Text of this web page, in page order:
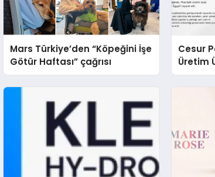
Mars Türkiye’den “Köpeğini İşe
Götür Haftası” çağrısı
Cesur
Üretim